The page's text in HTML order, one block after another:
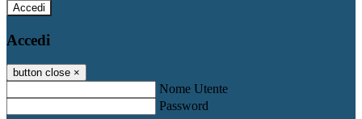
Accedi
Accedi
button close ×
Nome Utente
Password